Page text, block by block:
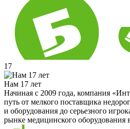
17
Нам 17 лет
Начиная с 2009 года, компания
путь от мелкого поставщика
и оборудования до серьезного
рынке медицинского оборудования